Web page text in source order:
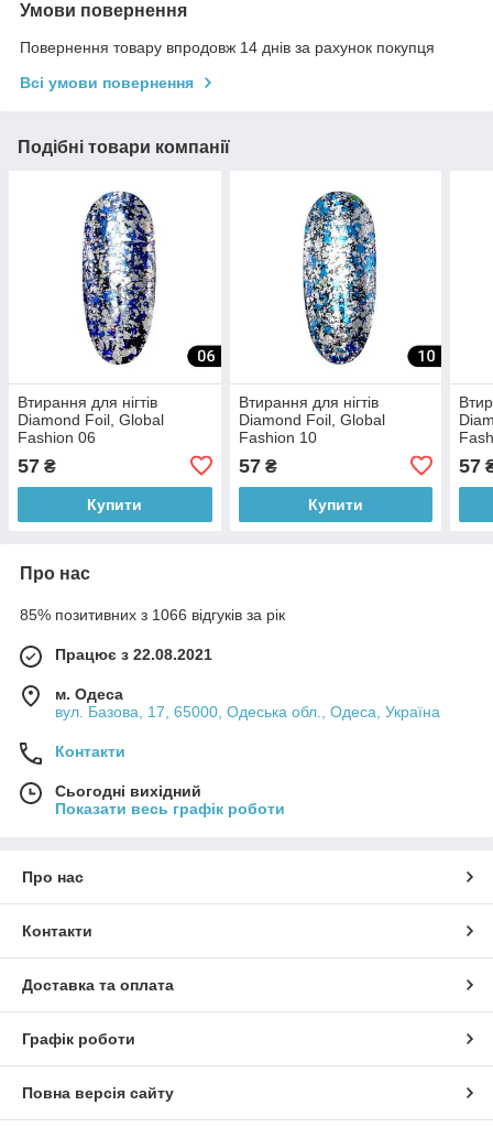
Умови повернення
Повернення товару впродовж 14 днів за рахунок покупця
Всі умови повернення
Подібні товари компанії
Втирання для нігтів
Diamond Foil, Global
Fashion 06
57 ₴
Купити
Втирання для нігтів
Diamond Foil, Global
Fashion 10
57₴
Купити
57
Про нас
85% позитивних з 1066 відгуків за рік
Працює з 22.08.2021
м. Одеса
вул. Базова, 17, 65000, Одеська обл., Одеса, Україна
Контакти
Сьогодні вихідний
Показати весь графік роботи
Про нас
Контакти
Доставка та оплата
Графік роботи
Повна версія сайту